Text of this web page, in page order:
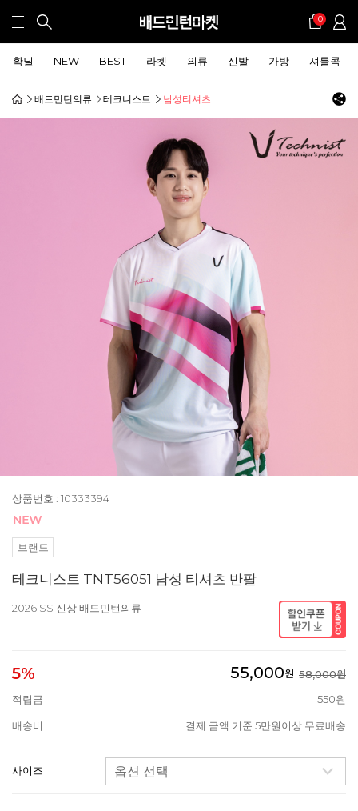
0
확딜 NEW BEST 라켓 의류 신발 가방 셔틀콕
배드민턴의류 테크니스트 남성티셔츠
상품번호 : 10333394
브랜드
테크니스트 TNT56051 남성 티셔츠 반팔
2026 SS 신상 배드민턴의류
5% 55,000원 58,000원
적립금
550원
배송비 결제 금액 기준 5만원이상 무료배송
사이즈